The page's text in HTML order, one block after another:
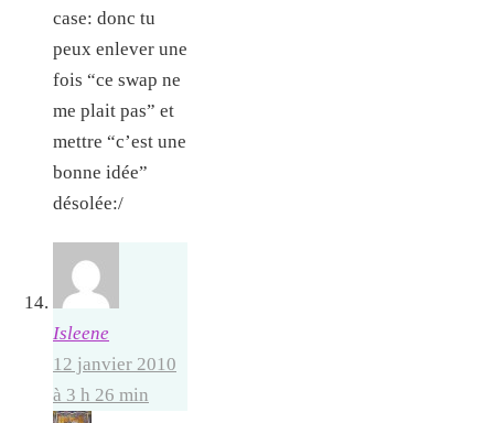
case: donc tu
peux enlever une
fois “ce swap ne
me plait pas” et
mettre “c’est une
bonne idée”
désolée:/
Isleene
12 janvier 2010
à 3 h 26 min